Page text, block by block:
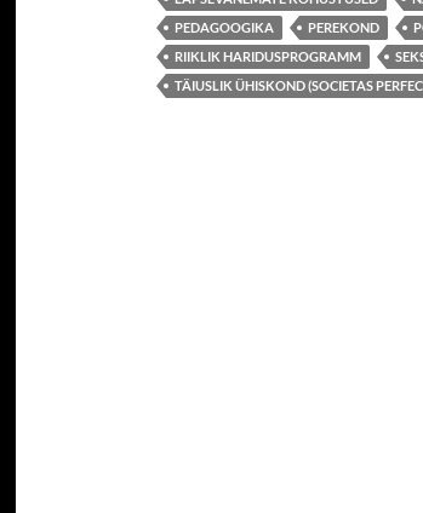
PEDAGOOGIKA
PEREKOND
RIIKLIK HARIDUSPROGRAMM
TÄIUSLIK ÜHISKOND (SOCIETAS